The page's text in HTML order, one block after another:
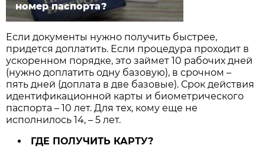
номер паспорта?
Если документы нужно получить быстрее,
придется доплатить. Если процедура проходит в
ускоренном порядке, это займет 10 рабочих дней
(нужно доплатить одну базовую), в срочном –
пять дней (доплата в две базовые). Срок действия
идентификационной карты и биометрического
паспорта – 10 лет. Для тех, кому еще не
исполнилось 14, – 5 лет.
ГДЕ ПОЛУЧИТЬ КАРТУ?